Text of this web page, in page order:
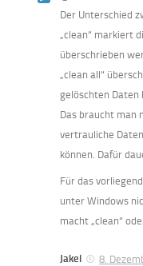
Der Unterschied
„clean“ markiert
überschrieben
„clean all“
gelöschten Daten
Das braucht man
vertrauliche
können. Dafür
Für das
unter Windows
macht „clean“
Jakel
8.